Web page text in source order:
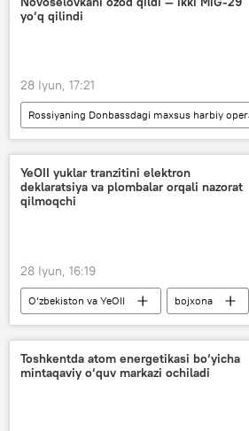
yo‘q qilindi
28 Iyun, 17:21
Dunyo yangiliklari
Dunyoda
Ukraina
Zaporojye viloyati
YeOII yuklar tranzitini elektron
deklaratsiya va plombalar orqali nazorat
qilmoqchi
28 Iyun, 16:19
O‘zbekiston va YeOII
bojxona
YeIK
raqamli texnologiyalar
forum
Toshkentda atom energetikasi bo‘yicha
mintaqaviy o‘quv markazi ochiladi